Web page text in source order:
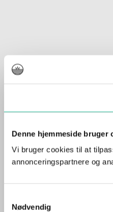
Denne hjemmeside bruger
Vi bruger cookies til at
annonceringspartnere og
Nødvendig